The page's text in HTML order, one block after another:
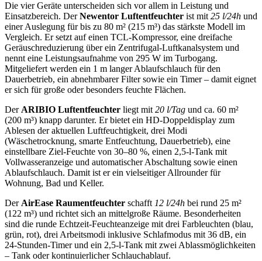
Die vier Geräte unterscheiden sich vor allem in Leistung und
Einsatzbereich. DerNewentor Luftentfeuchter ist mit 25 l/24h und
einer Auslegung für bis zu 80 m² (215 m³) das stärkste Modell im
Vergleich. Er setzt auf einen TCL-Kompressor, eine dreifache
Geräuschreduzierung über ein Zentrifugal-Luftkanalsystem und
nennt eine Leistungsaufnahme von 295 W im Turbogang.
Mitgeliefert werden ein 1 m langer Ablaufschlauch für den
Dauerbetrieb, ein abnehmbarer Filter sowie ein Timer – damit eignet
er sich für große oder besonders feuchte Flächen.
Der ARIBIO Luftentfeuchter liegt mit 20 l/Tag und ca. 60 m²
(200 m³) knapp darunter. Er bietet ein HD-Doppeldisplay zum
Ablesen der aktuellen Luftfeuchtigkeit, drei Modi
(Wäschetrocknung, smarte Entfeuchtung, Dauerbetrieb), eine
einstellbare Ziel-Feuchte von 30–80 %, einen 2,5-l-Tank mit
Vollwasseranzeige und automatischer Abschaltung sowie einen
Ablaufschlauch. Damit ist er ein vielseitiger Allrounder für
Wohnung, Bad und Keller.
Der AirEase Raumentfeuchter schafft 12 l/24h bei rund 25 m²
(122 m³) und richtet sich an mittelgroße Räume. Besonderheiten
sind die runde Echtzeit-Feuchteanzeige mit drei Farbleuchten (blau,
grün, rot), drei Arbeitsmodi inklusive Schlafmodus mit 36 dB, ein
24-Stunden-Timer und ein 2,5-l-Tank mit zwei Ablassmöglichkeiten
– Tank oder kontinuierlicher Schlauchablauf.